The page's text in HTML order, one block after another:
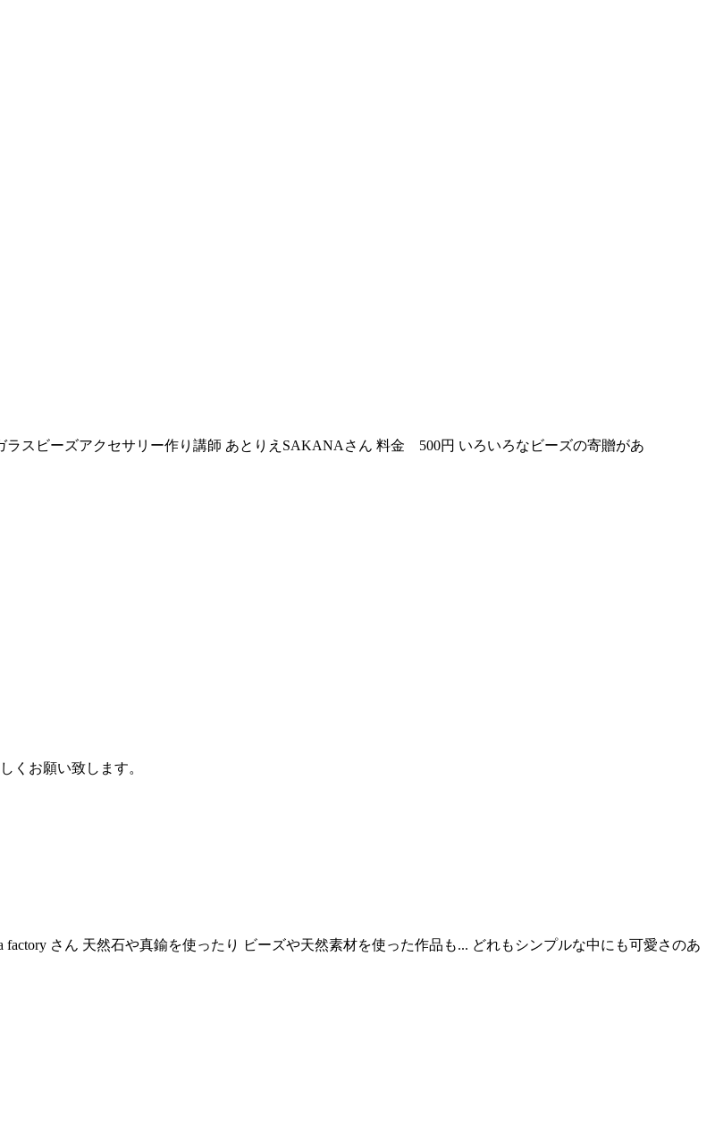
スビーズアクセサリー作り講師 あとりえSAKANAさん 料金 500円 いろいろなビーズの寄贈があ
くお願い致します。
さん 天然石や真鍮を使ったり ビーズや天然素材を使った作品も... どれもシンプルな中にも可愛さのあ